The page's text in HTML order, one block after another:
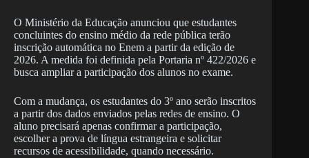
O Ministério da Educação anunciou que estudantes
concluintes do ensino médio da rede pública terão
inscrição automática no Enem a partir da edição de
2026. A medida foi definida pela Portaria nº 422/2026 e
busca ampliar a participação dos alunos no exame.
Com a mudança, os estudantes do 3º ano serão inscritos
a partir dos dados enviados pelas redes de ensino. O
aluno precisará apenas confirmar a participação,
escolher a prova de língua estrangeira e solicitar
recursos de acessibilidade, quando necessário.